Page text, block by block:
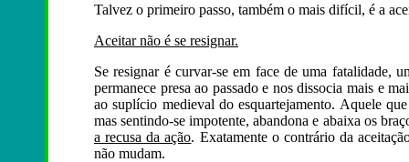
Talvez o primeiro passo, também o mais difícil, é a
Aceitar não é se resignar.
Se resignar é curvar-se em face de uma fatalidade,
permanece presa ao passado e nos dissocia mais e
ao suplício medieval do esquartejamento. Aquele
mas sentindo-se impotente, abandona e abaixa os
a recusa da ação. Exatamente o contrário da
não mudam.